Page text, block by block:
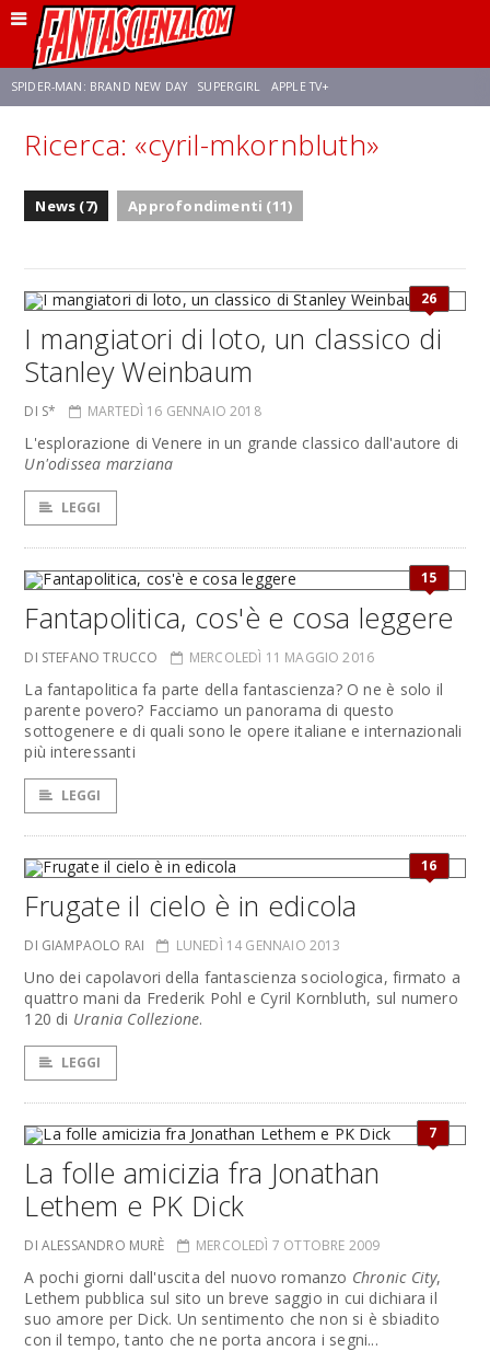
SPIDER-MAN: BRAND NEW DAY SUPERGIRL APPLE TV+
FRANCO RICCIARDIELLO ZENDAYA AVENGERS: DOOMSDAY STAR TREK
Ricerca: «cyril-mkornbluth»
News (7) Approfondimenti (11)
26
I mangiatori di loto, un classico di
Stanley Weinbaum
DI S* MARTEDÌ 16 GENNAIO 2018
L'esplorazione di Venere in un grande classico dall'autore di
Un'odissea marziana
LEGGI
15
Fantapolitica, cos'è e cosa leggere
DI STEFANO TRUCCO MERCOLEDÌ 11 MAGGIO 2016
La fantapolitica fa parte della fantascienza? O ne è solo il
parente povero? Facciamo un panorama di questo
sottogenere e di quali sono le opere italiane e internazionali
più interessanti
LEGGI
16
Frugate il cielo è in edicola
DI GIAMPAOLO RAI LUNEDÌ 14 GENNAIO 2013
Uno dei capolavori della fantascienza sociologica, firmato a
quattro mani da Frederik Pohl e Cyril Kornbluth, sul numero
120 di Urania Collezione.
LEGGI
7
La folle amicizia fra Jonathan
Lethem e PK Dick
DI ALESSANDRO MURÈ MERCOLEDÌ 7 OTTOBRE 2009
A pochi giorni dall'uscita del nuovo romanzo Chronic City,
Lethem pubblica sul sito un breve saggio in cui dichiara il
suo amore per Dick. Un sentimento che non si è sbiadito
con il tempo, tanto che ne porta ancora i segni...